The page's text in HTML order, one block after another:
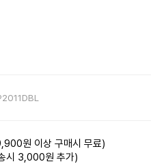
원 이상 구매시 무료)
시 3,000원 추가)